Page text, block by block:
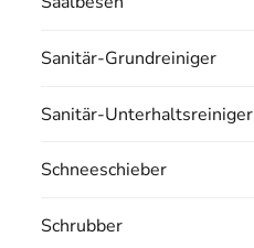
Sanitär-Grundreiniger
Sanitär-Unterhaltsreiniger
Schneeschieber
Schrubber